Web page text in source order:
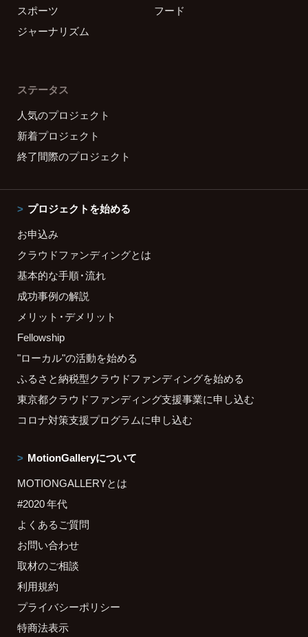
スポーツ
フード
ジャーナリズム
ステータス
人気のプロジェクト
新着プロジェクト
終了間際のプロジェクト
プロジェクトを始める
お申込み
クラウドファンディングとは
基本的な手順・流れ
成功事例の解説
メリット・デメリット
Fellowship
"ローカル"の活動を始める
ふるさと納税型クラウドファンディングを始める
東京都クラウドファンディング支援事業に申し込む
コロナ対策支援プログラムに申し込む
MotionGalleryについて
MOTIONGALLERYとは
#2020 年代
よくあるご質問
お問い合わせ
取材のご相談
利用規約
プライバシーポリシー
特商法表示